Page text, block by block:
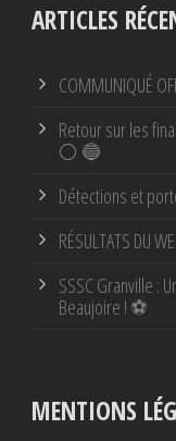
ARTICLES
COMMUNIQUÉ
Retour sur les
⚪ 🔵
Détections et
RÉSULTATS DU
SSSC Granville :
Beaujoire ! ⚽
MENTIONS